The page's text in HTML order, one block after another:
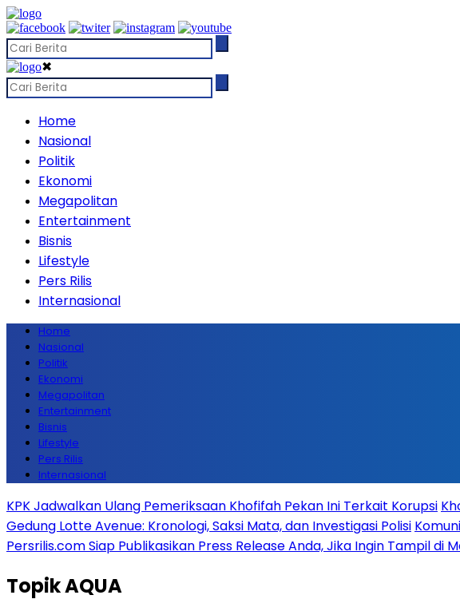
✖
Home
Nasional
Politik
Ekonomi
Megapolitan
Entertainment
Bisnis
Lifestyle
Pers Rilis
Internasional
Home
Nasional
Politik
Ekonomi
Megapolitan
Entertainment
Bisnis
Lifestyle
Pers Rilis
Internasional
KPK Jadwalkan Ulang Pemeriksaan Khofifah Pekan Ini Terkait Korupsi
Gedung Lotte Avenue: Kronologi, Saksi Mata, dan Investigasi Polisi
Persrilis.com Siap Publikasikan Press Release Anda, Jika Ingin Tampil di
TopikAQUA